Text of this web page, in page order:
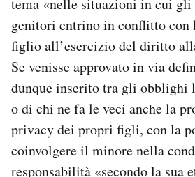
tema «nelle situazioni in cui gli
genitori entrino in conflitto con
figlio all’esercizio del diritto
Se venisse approvato in via
dunque inserito tra gli obblighi
o di chi ne fa le veci anche la
privacy dei propri figli, con la
coinvolgere il minore nella
responsabilità «secondo la sua